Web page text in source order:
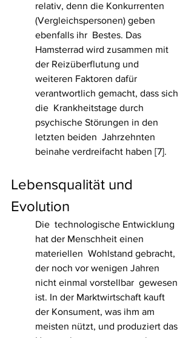
relativ, denn die Konkurrenten
(Vergleichspersonen) geben
ebenfalls ihr  Bestes. Das
Hamsterrad wird zusammen mit
der Reizüberflutung und
weiteren Faktoren dafür
verantwortlich gemacht, dass sich
die  Krankheitstage durch
psychische Störungen in den
letzten beiden  Jahrzehnten
beinahe verdreifacht haben [7].
Lebensqualität und
Evolution
Die  technologische Entwicklung
hat der Menschheit einen
materiellen  Wohlstand gebracht,
der noch vor wenigen Jahren
nicht einmal vorstellbar  gewesen
ist. In der Marktwirtschaft kauft
der Konsument, was ihm am
meisten nützt, und produziert das